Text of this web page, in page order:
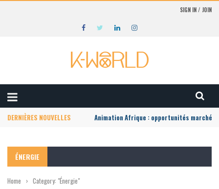
SIGN IN / JOIN
DERNIÈRES NOUVELLES Animation Afrique : opportunités marché
ÉNERGIE
Home › Category: "Énergie"